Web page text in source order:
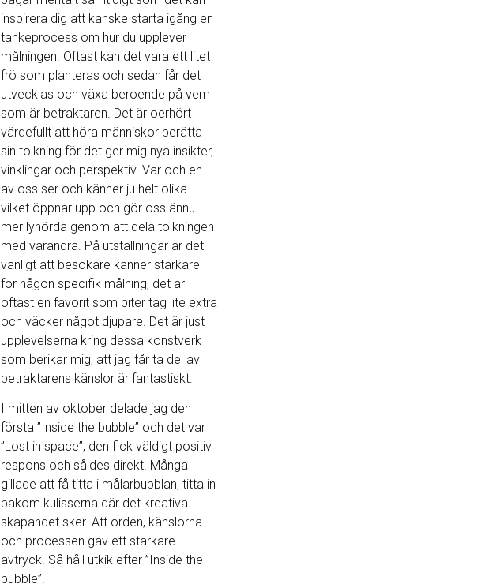
inspirera dig att kanske starta igång en
tankeprocess om hur du upplever
målningen. Oftast kan det vara ett litet
frö som planteras och sedan får det
utvecklas och växa beroende på vem
som är betraktaren. Det är oerhört
värdefullt att höra människor berätta
sin tolkning för det ger mig nya insikter,
vinklingar och perspektiv. Var och en
av oss ser och känner ju helt olika
vilket öppnar upp och gör oss ännu
mer lyhörda genom att dela tolkningen
med varandra. På utställningar är det
vanligt att besökare känner starkare
för någon specifik målning, det är
oftast en favorit som biter tag lite extra
och väcker något djupare. Det är just
upplevelserna kring dessa konstverk
som berikar mig, att jag får ta del av
betraktarens känslor är fantastiskt.
I mitten av oktober delade jag den
första ”Inside the bubble” och det var
”Lost in space”, den fick väldigt positiv
respons och såldes direkt. Många
gillade att få titta i målarbubblan, titta in
bakom kulisserna där det kreativa
skapandet sker. Att orden, känslorna
och processen gav ett starkare
avtryck. Så håll utkik efter ”Inside the
bubble”.